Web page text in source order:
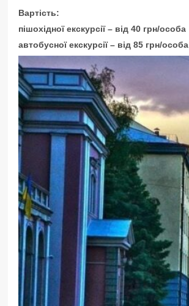
Вартість:
пішохідної екскурсії – від 40 грн/особа
автобусної екскурсії – від 85 грн/особа